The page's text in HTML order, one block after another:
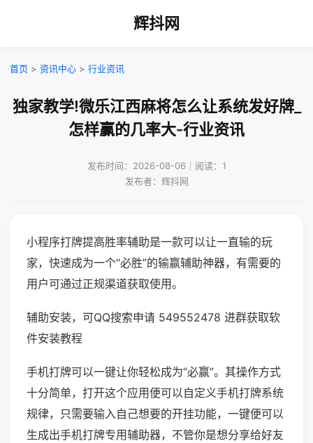
辉抖网
首页 > 资讯中心 > 行业资讯
独家教学!微乐江西麻将怎么让系统发好牌_
怎样赢的几率大-行业资讯
发布时间：2026-08-06｜阅读：1
发布者：辉抖网
小程序打牌提高胜率辅助是一款可以让一直输的玩
家，快速成为一个“必胜”的输赢辅助神器，有需要的
用户可通过正规渠道获取使用。
辅助安装，可QQ搜索申请 549552478 进群获取软
件安装教程
手机打牌可以一键让你轻松成为“必赢”。其操作方式
十分简单，打开这个应用便可以自定义手机打牌系统
规律，只需要输入自己想要的开挂功能，一键便可以
生成出手机打牌专用辅助器，不管你是想分享给好友